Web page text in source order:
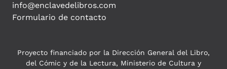
info@enclavedelibros.com
Formulario de contacto
Proyecto financiado por la Dirección General del Libro,
del Cómic y de la Lectura, Ministerio de Cultura y